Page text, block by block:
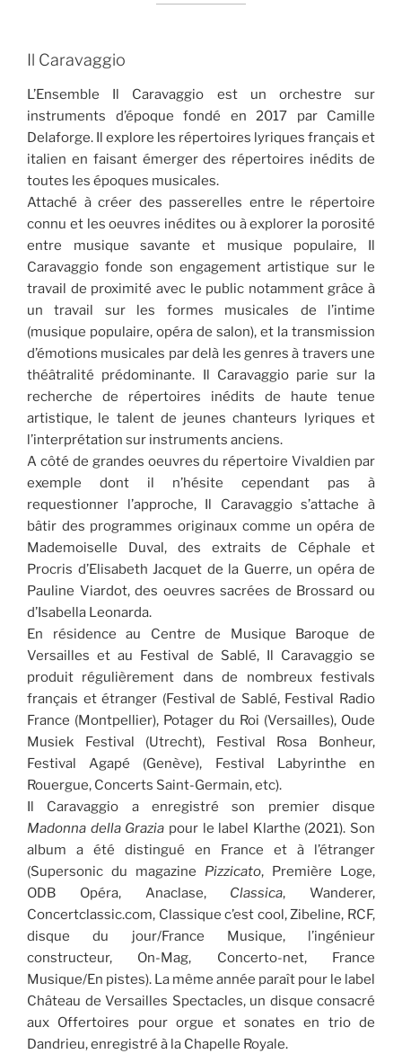
Il Caravaggio
L’Ensemble Il Caravaggio est un orchestre sur
instruments d’époque fondé en 2017 par Camille
Delaforge. Il explore les répertoires lyriques français et
italien en faisant émerger des répertoires inédits de
toutes les époques musicales.
Attaché à créer des passerelles entre le répertoire
connu et les oeuvres inédites ou à explorer la porosité
entre musique savante et musique populaire, Il
Caravaggio fonde son engagement artistique sur le
travail de proximité avec le public notamment grâce à
un travail sur les formes musicales de l’intime
(musique populaire, opéra de salon), et la transmission
d’émotions musicales par delà les genres à travers une
théâtralité prédominante. Il Caravaggio parie sur la
recherche de répertoires inédits de haute tenue
artistique, le talent de jeunes chanteurs lyriques et
l’interprétation sur instruments anciens.
A côté de grandes oeuvres du répertoire Vivaldien par
exemple dont il n’hésite cependant pas à
requestionner l’approche, Il Caravaggio s’attache à
bâtir des programmes originaux comme un opéra de
Mademoiselle Duval, des extraits de Céphale et
Procris d’Elisabeth Jacquet de la Guerre, un opéra de
Pauline Viardot, des oeuvres sacrées de Brossard ou
d’Isabella Leonarda.
En résidence au Centre de Musique Baroque de
Versailles et au Festival de Sablé, Il Caravaggio se
produit régulièrement dans de nombreux festivals
français et étranger (Festival de Sablé, Festival Radio
France (Montpellier), Potager du Roi (Versailles), Oude
Musiek Festival (Utrecht), Festival Rosa Bonheur,
Festival Agapé (Genève), Festival Labyrinthe en
Rouergue, Concerts Saint-Germain, etc).
Il Caravaggio a enregistré son premier disque
Madonna della Grazia pour le label Klarthe (2021). Son
album a été distingué en France et à l’étranger
(Supersonic du magazine Pizzicato, Première Loge,
ODB Opéra, Anaclase, Classica, Wanderer,
Concertclassic.com, Classique c’est cool, Zibeline, RCF,
disque du jour/France Musique, l’ingénieur
constructeur, On-Mag, Concerto-net, France
Musique/En pistes). La même année paraît pour le label
Château de Versailles Spectacles, un disque consacré
aux Offertoires pour orgue et sonates en trio de
Dandrieu, enregistré à la Chapelle Royale.